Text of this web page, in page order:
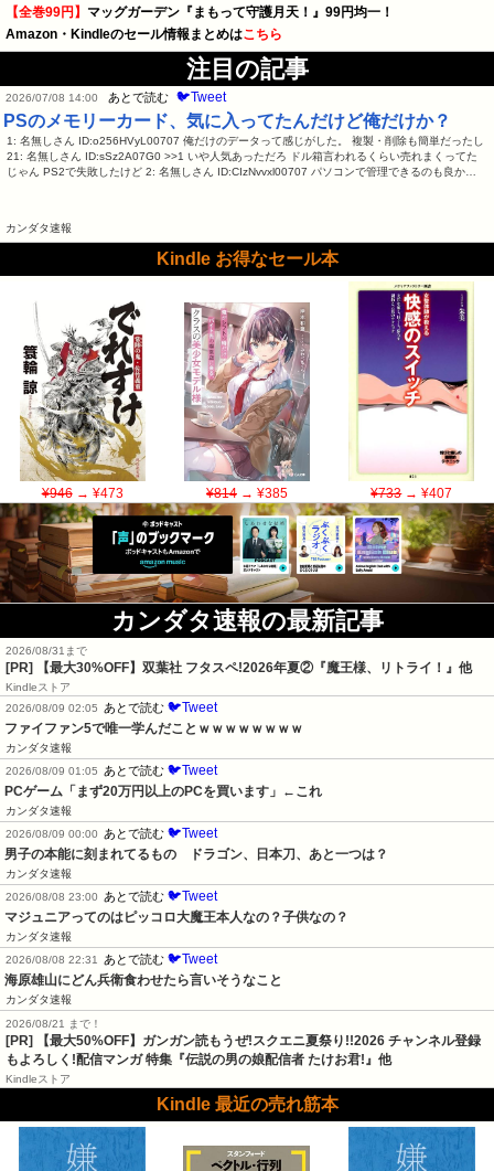
【全巻99円】 マッグガーデン『まもって守護月天！』99円均一！
Amazon・Kindleのセール情報まとめはこちら
注目の記事
2026/07/08 14:00 あとで読む 🐦Tweet
PSのメモリーカード、気に入ってたんだけど俺だけか？
1: 名無しさん ID:o256HVyL00707 俺だけのデータって感じがした。 複製・削除も簡単だったし
21: 名無しさん ID:sSz2A07G0 >>1 いや人気あっただろ ドル箱言われるくらい売れまくってた
じゃん PS2で失敗したけど 2: 名無しさん ID:CIzNvvxl00707 パソコンで管理できるのも良か…
カンダタ速報
Kindle お得なセール本
¥946→ ¥473 ¥814→ ¥385 ¥733→ ¥407
カンダタ速報の最新記事
2026/08/31まで
[PR] 【最大30%OFF】双葉社 フタスペ!2026年夏②『魔王様、リトライ！』他
Kindleストア
2026/08/09 02:05
あとで読む 🐦Tweet
ファイファン5で唯一学んだことｗｗｗｗｗｗｗｗ
カンダタ速報
2026/08/09 01:05
あとで読む 🐦Tweet
PCゲーム「まず20万円以上のPCを買います」←これ
カンダタ速報
2026/08/09 00:00
あとで読む 🐦Tweet
男子の本能に刻まれてるもの　ドラゴン、日本刀、あと一つは？
カンダタ速報
2026/08/08 23:00
あとで読む 🐦Tweet
マジュニアってのはピッコロ大魔王本人なの？子供なの？
カンダタ速報
2026/08/08 22:31
あとで読む 🐦Tweet
海原雄山にどん兵衛食わせたら言いそうなこと
カンダタ速報
2026/08/21 まで！
[PR] 【最大50%OFF】ガンガン読もうぜ!スクエニ夏祭り!!2026 チャンネル登録
もよろしく!配信マンガ 特集『伝説の男の娘配信者 たけお君!』他
Kindleストア
Kindle 最近の売れ筋本